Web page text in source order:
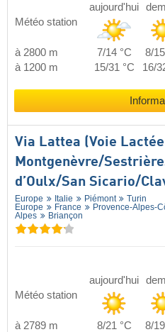
Météo station
aujourd'hui
à 2800 m 7/14 °C 8/
à 1200 m
15/31 °C 16/
Via Lattea (Voie
Montgenèvre/​
d’Oulx/​San Sicario/​
Europe Italie Piémont
Turin
Europe
France Provence-Alpes-
Alpes
Briançon
Météo station
aujourd'hui
à 2789 m 8/21 °C 8/